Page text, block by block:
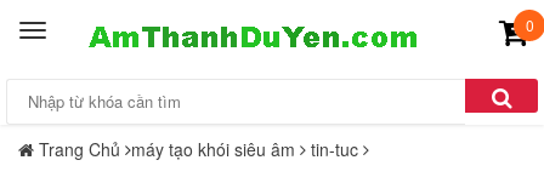
Toggle
0
Trang Chủ máy tạo khói siêu âm tin-tuc